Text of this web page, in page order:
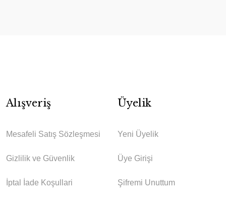
Alışveriş
Mesafeli Satış Sözleşmesi
Gizlilik ve Güvenlik
İptal İade Koşullari
Üyelik
Yeni Üyelik
Üye Girişi
Şifremi Unuttum